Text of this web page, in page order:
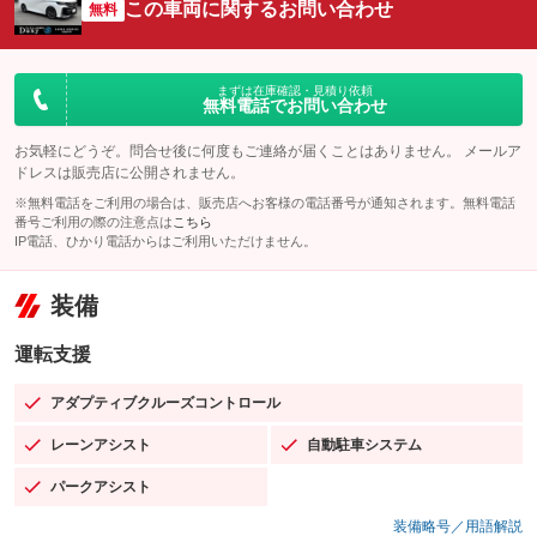
無料 この車両に関するお問い合わせ
まずは在庫確認・見積り依頼
無料電話でお問い合わせ
お気軽にどうぞ。問合せ後に何度もご連絡が届くことはありません。 メールア
ドレスは販売店に公開されません。
※無料電話をご利用の場合は、販売店へお客様の電話番号が通知されます。無料電話
番号ご利用の際の注意点は こちら
IP電話、ひかり電話からはご利用いただけません。
装備
運転支援
アダプティブクルーズコントロール
：装備あり
レーンアシスト
：装備あり 自動駐車システム
：装備あり
パークアシスト
：装備あり
装備略号／用語解説